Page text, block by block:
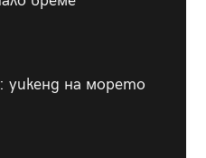
уикенд на морето